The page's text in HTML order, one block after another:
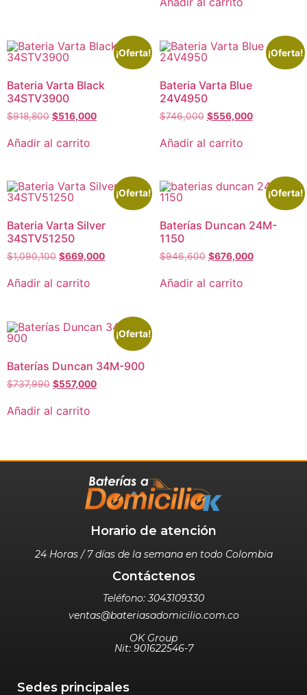
¡Oferta!
Bateria Varta Black
34STV3900
$918,800 $516,000
Añadir al carrito
¡Oferta!
Bateria Varta Blue
24V4950
$746,000 $556,000
Añadir al carrito
¡Oferta!
Bateria Varta Silver
34STV51250
$1,090,100 $669,000
Añadir al carrito
¡Oferta!
Baterías Duncan 24M-
1150
$946,600 $676,000
Añadir al carrito
¡Oferta!
Baterías Duncan 34M-900
$737,990 $557,000
Añadir al carrito
Horario de atención
24 Horas / 7 días de la semana en todo Colombia
Contáctenos
Teléfono: 3043109330
ventas@bateriasadomicilio.com.co
OK Group
Nit: 901622546-7
Sedes principales